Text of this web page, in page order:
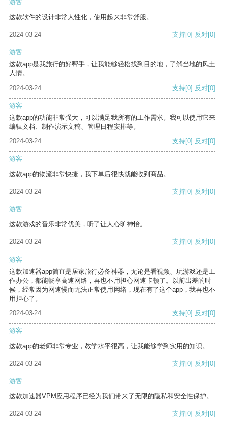
游客
这款软件的设计非常人性化，使用起来非常舒服。
2024-03-24 支持[0] 反对[0]
游客
这款app是我旅行的好帮手，让我能够轻松找到目的地，了解当地的风土
人情。
2024-03-24
支持[0] 反对[0]
游客
这款app的功能非常强大，可以满足我所有的工作需求。我可以使用它来
编辑文档、制作演示文稿、管理日程安排等。
2024-03-24
支持[0] 反对[0]
游客
这款app的物流非常快捷，我下单后很快就能收到商品。
2024-03-24 支持[0] 反对[0]
游客
这款游戏的音乐非常优美，听了让人心旷神怡。
2024-03-24 支持[0] 反对[0]
游客
这款加速器app简直是居家旅行必备神器，无论是看视频、玩游戏还是工
作办公，都能畅享高速网络，再也不用担心网速卡顿了。以前出差的时
候，经常因为网速慢而无法正常使用网络，现在有了这个app，我再也不
用担心了。
2024-03-24
支持[0] 反对[0]
游客
这款app的老师非常专业，教学水平很高，让我能够学到实用的知识。
2024-03-24 支持[0] 反对[0]
游客
这款加速器VPM应用程序已经为我们带来了无限的隐私和安全性保护。
2024-03-24 支持[0] 反对[0]